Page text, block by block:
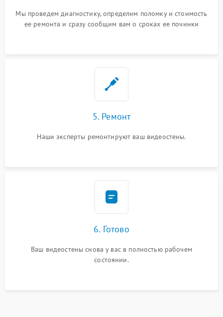
Мы проведем диагностику, определим поломку и стоимость
ее ремонта и сразу сообщим вам о сроках ее починки
5. Ремонт
Наши эксперты ремонтируют ваш видеостены.
6. Готово
Ваш видеостены снова у вас в полностью рабочем
состоянии.